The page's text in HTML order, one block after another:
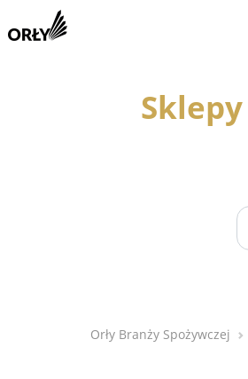
Orły Branży Spożywczej